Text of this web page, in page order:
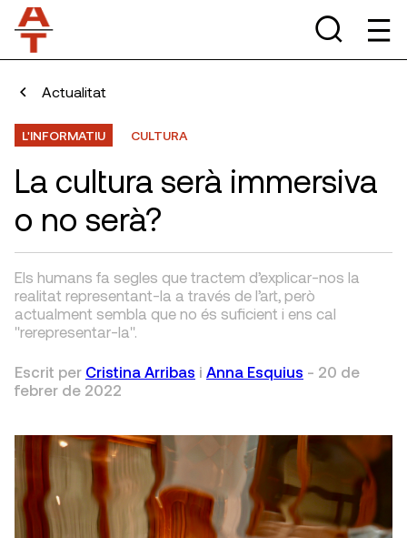
Actualitat
L'INFORMATIU CULTURA
La cultura serà immersiva
o no serà?
Els humans fa segles que tractem d’explicar-nos la
realitat representant-la a través de l’art, però
actualment sembla que no és suficient i ens cal
"rerepresentar-la".
Escrit per Cristina Arribas i Anna Esquius - 20 de
febrer de 2022